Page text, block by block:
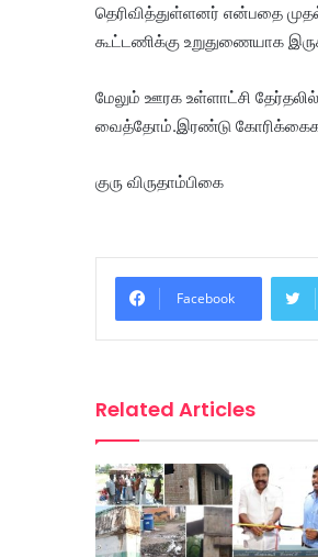
தெரிவித்துள்ளனர் என்பதை
கூட்டணிக்கு உறுதுணையாக
மேலும் ஊரக உள்ளாட்சி
வைத்தோம்.இரண்டு
குரு விருதாம்பிகை
Facebook
Related Articles